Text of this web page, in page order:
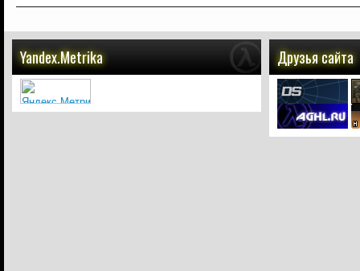
Yandex.Metrika Друзья сайта